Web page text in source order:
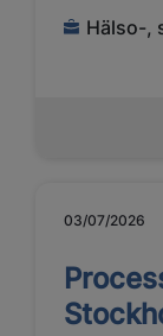
Hälso-,
03/07/2026